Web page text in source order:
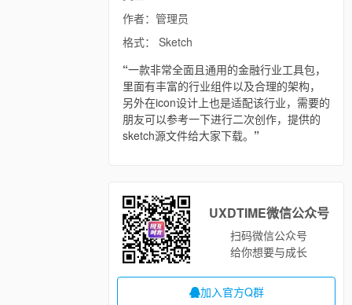
作者：管理员
格式： Sketch
“一款非常全面且通用的金融行业工具包，
里面有丰富的行业组件以及合理的架构，
另外在icon设计上也是适配该行业，需要的
朋友可以参考一下进行二次创作，提供的
sketch源文件给大家下载。 ”
UXDTIME微信公众号
扫码微信公众号
给你想要与成长
加入官方Q群